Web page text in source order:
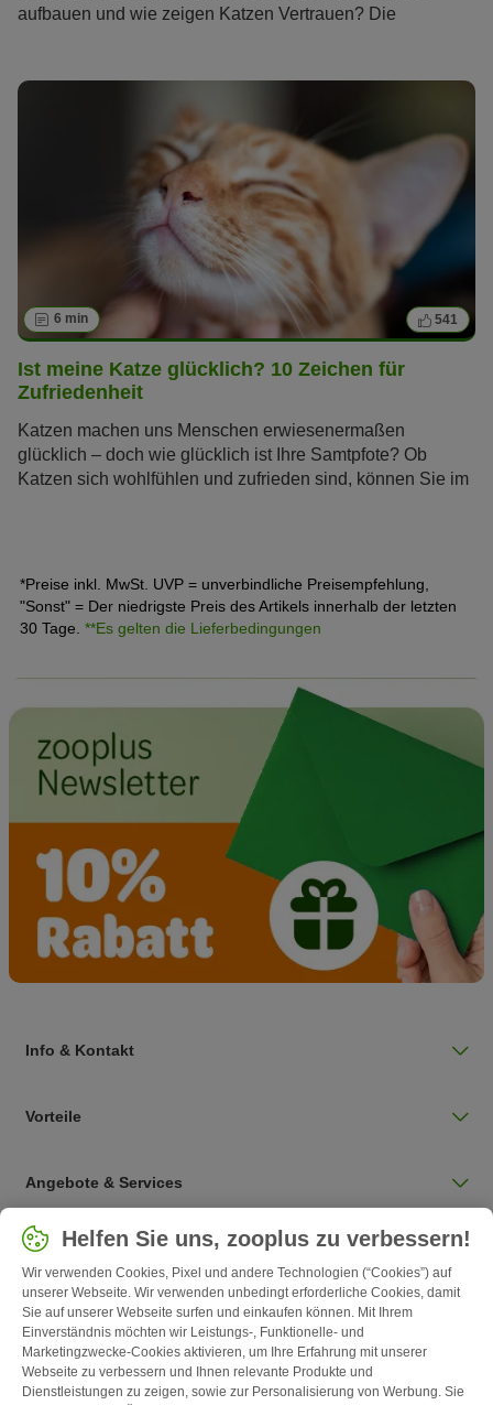
aufbauen und wie zeigen Katzen Vertrauen? Die
Ihnen, ob und wie sehr Ihre Katze Ihnen vertraut.
6 min 541
Ist meine Katze glücklich? 10 Zeichen für
Zufriedenheit
Katzen machen uns Menschen erwiesenermaßen
glücklich – doch wie glücklich ist Ihre Samtpfote? Ob
Katzen sich wohlfühlen und zufrieden sind, können Sie im
*Preise inkl. MwSt. UVP = unverbindliche Preisempfehlung,
"Sonst" = Der niedrigste Preis des Artikels innerhalb der letzten
30 Tage. **Es gelten die Lieferbedingungen
Info & Kontakt
Vorteile
Angebote & Services
Land auswählen
Deutschland / DE
Follow zooplus
Helfen Sie uns, zooplus zu verbessern!
Wir verwenden Cookies, Pixel und andere Technologien (“Cookies”) auf
unserer Webseite. Wir verwenden unbedingt erforderliche Cookies, damit
Sie auf unserer Webseite surfen und einkaufen können. Mit Ihrem
Einverständnis möchten wir Leistungs-, Funktionelle- und
Marketingzwecke-Cookies aktivieren, um Ihre Erfahrung mit unserer
Webseite zu verbessern und Ihnen relevante Produkte und
Dienstleistungen zu zeigen, sowie zur Personalisierung von Werbung. Sie